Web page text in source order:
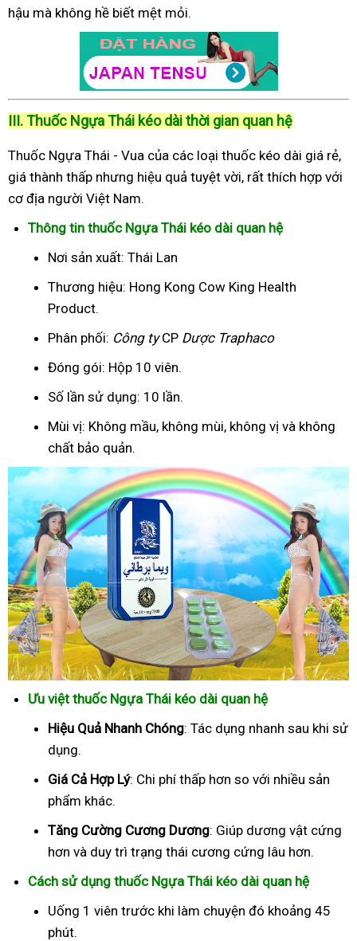
hậu mà không hề biết mệt mỏi.
III. Thuốc Ngựa Thái kéo dài thời gian quan hệ
Thuốc Ngựa Thái - Vua của các loại thuốc kéo dài giá rẻ,
giá thành thấp nhưng hiệu quả tuyệt vời, rất thích hợp với
cơ địa người Việt Nam.
Thông tin thuốc Ngựa Thái kéo dài quan hệ
Nơi sản xuất: Thái Lan
Thương hiệu: Hong Kong Cow King Health
Product.
Phân phối: Công tyCP Dược Traphaco
Đóng gói: Hộp 10 viên.
Số lần sử dụng: 10 lần.
Mùi vị: Không mầu, không mùi, không vị và không
chất bảo quản.
Ưu việt thuốc Ngựa Thái kéo dài quan hệ
Hiệu Quả Nhanh Chóng: Tác dụng nhanh sau khi sử
dụng.
Giá Cả Hợp Lý: Chi phí thấp hơn so với nhiều sản
phẩm khác.
Tăng Cường Cương Dương: Giúp dương vật cứng
hơn và duy trì trạng thái cương cứng lâu hơn.
Cách sử dụng thuốc Ngựa Thái kéo dài quan hệ
Uống 1 viên trước khi làm chuyện đó khoảng 45
phút.